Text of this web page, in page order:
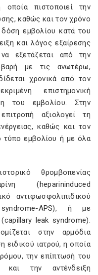
οποία πιστοποιεί την
καθώς και τον χρόνο
εμβολίου κατά του
και λόγος εξαίρεσης
εξετάζεται από την
με τις ανωτέρω,
χρονικά από τον
επιστημονική
του εμβολίου. Στην
αξιολογεί τη
καθώς και τον
τύπο εμβολίου ή με όλα
θρομβοπενίας
(heparininduced
αντιφωσφολιπιδικού
APS), ή με
leak syndrome).
στην αρμόδια
ειδικού ιατρού, η οποία
την επίπτωσή του
την αντένδειξη